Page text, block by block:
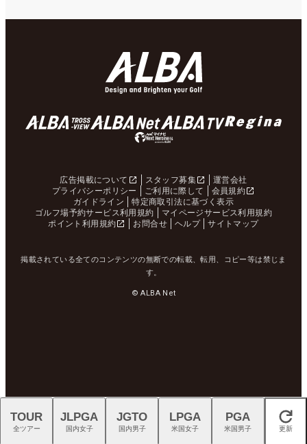
広告掲載について スタッフ募集
運営会社
プライバシーポリシー
ご利用に際して
会員規約
ガイドライン
特定商取引法に基づく表示
ゴルフ場予約サービス利用規約
マイページサービス利用規約
ポイント利用規約
お問合せ ヘルプ サイトマップ
掲載されている全てのコンテンツの無断での転載、転用、コピー等は禁じま
す。
© ALBA Net
閉じる
TOUR
全ツアー
JLPGA
国内女子
JGTO
国内男子
LPGA
米国女子
PGA
米国男子 更新